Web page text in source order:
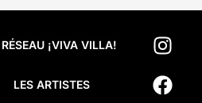
RÉSEAU ¡VIVA VILLA!
LES ARTISTES